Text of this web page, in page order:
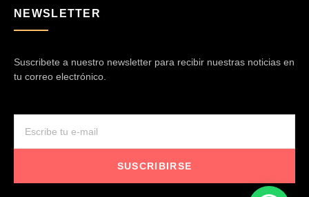
NEWSLETTER
Suscribete a nuestro newsletter para recibir nuestras noticias en
tu correo electrónico.
SUSCRIBIRSE